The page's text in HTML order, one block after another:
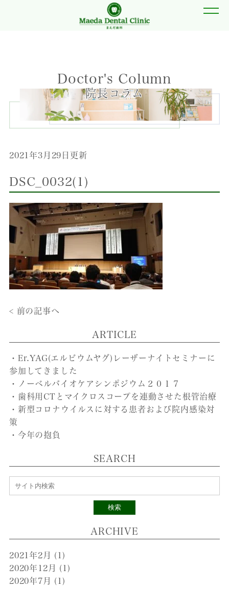
Doctor's Column
院長コラム
2021年3月29日更新
DSC_0032(1)
< 前の記事へ
ARTICLE
・Er.YAG(エルビウムヤグ)レーザーナイトセミナーに
参加してきました
・ノーベルバイオケアシンポジウム２０１７
・歯科用CTとマイクロスコープを連動させた根管治療
・新型コロナウイルスに対する患者および院内感染対
策
・今年の抱負
SEARCH
検索
ARCHIVE
2021年2月 (1)
2020年12月 (1)
2020年7月 (1)